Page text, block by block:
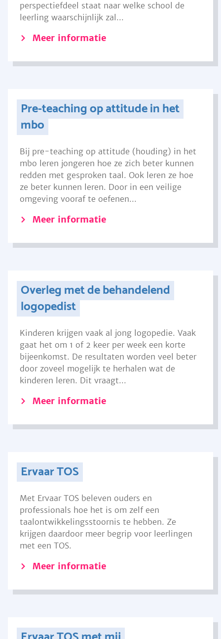
perspectiefdeel staat naar welke school de
leerling waarschijnlijk zal...
Meer informatie
Pre-teaching op attitude in het
mbo
Bij pre-teaching op attitude (houding) in het
mbo leren jongeren hoe ze zich beter kunnen
redden met gesproken taal. Ook leren ze hoe
ze beter kunnen leren. Door in een veilige
omgeving vooraf te oefenen...
Meer informatie
Overleg met de behandelend
logopedist
Kinderen krijgen vaak al jong logopedie. Vaak
gaat het om 1 of 2 keer per week een korte
bijeenkomst. De resultaten worden veel beter
door zoveel mogelijk te herhalen wat de
kinderen leren. Dit vraagt...
Meer informatie
Ervaar TOS
Met Ervaar TOS beleven ouders en
professionals hoe het is om zelf een
taalontwikkelingsstoornis te hebben. Ze
krijgen daardoor meer begrip voor leerlingen
met een TOS.
Meer informatie